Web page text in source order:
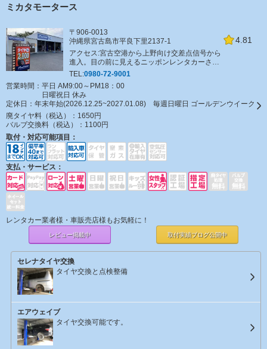
ミカタモータース
4.81
〒906-0013
沖縄県宮古島市平良下里2137-1
アクセス:宮古空港から上野向け交差点信号から
進入。目の前に見えるニッポンレンタカーさん
の二股道路を左へ（パワースポット：石庭向
ほど直進。右手に「どど～ん」と見えてきま
す。（JTAドーム前信号は遠回りになります）
TEL:0980-72-9001
営業時間：平日 AM9:00～PM18：00
日曜祝日 休み
定休日： 年末年始(2026.12.25~2027.01.08) 毎週日曜日 ゴールデンウイーク
廃タイヤ料（税込）： 1650円
バルブ交換料（税込）： 1100円
取付・対応可能項目：
支払・サービス：
レンタカー業者様・車販売店様もお気軽に！
レビュー掲載中 取付実績ブログ公開中
セレナタイヤ交換
タイヤ交換と点検整備
エアウェイブ
タイヤ交換可能です。